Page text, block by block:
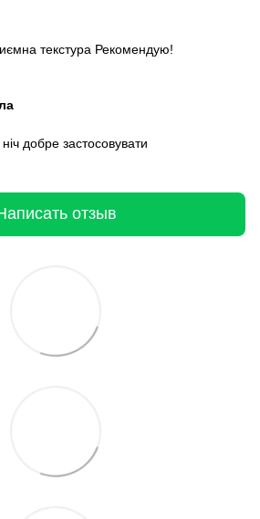
текстура Рекомендую!
добре застосовувати
отзыв